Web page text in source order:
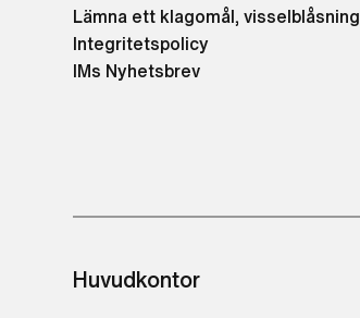
Lämna ett klagomål, visselblåsning
Integritetspolicy
IMs Nyhetsbrev
Huvudkontor